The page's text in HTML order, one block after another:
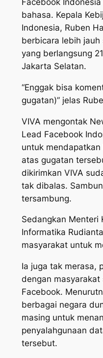
Facebook
bahasa. Kepala
Indonesia, Ruben
berbicara lebih
yang berlangsung
Jakarta Selatan.
“Enggak bisa
gugatan)” jelas
VIVA mengontak
Lead Facebook
untuk
atas gugatan
dikirimkan VIVA
tak dibalas.
tersambung.
Sedangkan Menteri
Informatika
masyarakat untuk
Ia juga tak merasa,
dengan
Facebook.
berbagai negara
masing untuk
penyalahgunaan
tersebut.